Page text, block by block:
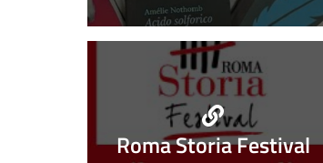
Roma Storia Festival